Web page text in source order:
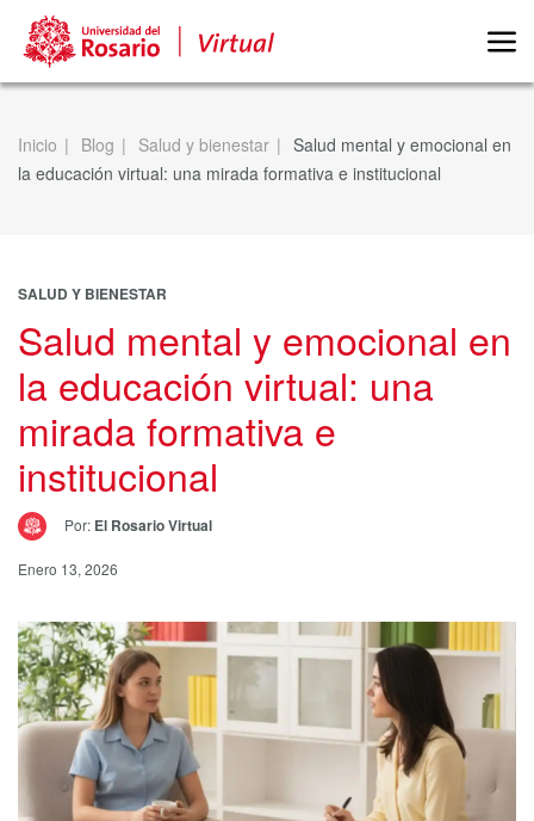
Inicio Blog Salud y bienestar
Salud mental y emocional en
la educación virtual: una mirada formativa e institucional
SALUD Y BIENESTAR
Salud mental y emocional en
la educación virtual: una
mirada formativa e
institucional
Por: El Rosario Virtual
Enero 13, 2026